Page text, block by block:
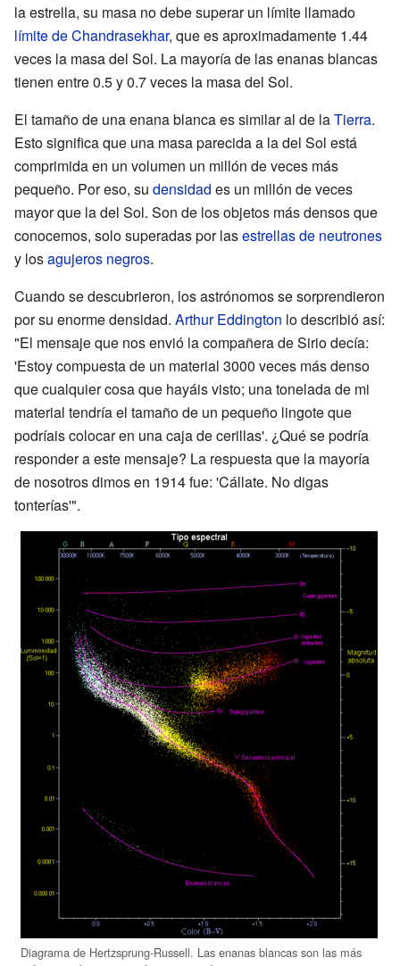
la estrella, su masa no debe superar un límite llamado
límite de Chandrasekhar, que es aproximadamente 1.44
veces la masa del Sol. La mayoría de las enanas blancas
tienen entre 0.5 y 0.7 veces la masa del Sol.
El tamaño de una enana blanca es similar al de laTierra.
Esto significa que una masa parecida a la del Sol está
comprimida en un volumen un millón de veces más
pequeño. Por eso, su densidad es un millón de veces
mayor que la del Sol. Son de los objetos más densos que
conocemos, solo superadas por lasestrellas de neutrones
y losagujeros negros.
Cuando se descubrieron, los astrónomos se sorprendieron
por su enorme densidad. Arthur Eddington lo describió así:
"El mensaje que nos envió la compañera de Sirio decía:
'Estoy compuesta de un material 3000 veces más denso
que cualquier cosa que hayáis visto; una tonelada de mi
material tendría el tamaño de un pequeño lingote que
podríais colocar en una caja de cerillas'. ¿Qué se podría
responder a este mensaje? La respuesta que la mayoría
de nosotros dimos en 1914 fue: 'Cállate. No digas
tonterías'".
Diagrama de Hertzsprung-Russell. Las enanas blancas son las más